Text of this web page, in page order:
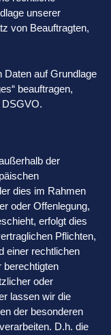
unserer
von Beauftragten,
Daten auf Grundlage
beauftragen,
DSGVO.
der
dies im Rahmen
oder Offenlegung,
erfolgt dies
Pflichten,
einer rechtlichen
berechtigten
oder
lassen wir die
der besonderen
D.h. die